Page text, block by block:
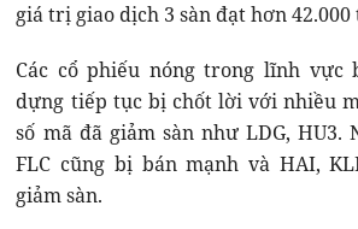
giá trị giao dịch 3 sàn đạt hơn 42.000
Các cổ phiếu nóng trong lĩnh vực
dựng tiếp tục bị chốt lời với nhiều
số mã đã giảm sàn như LDG, HU3.
FLC cũng bị bán mạnh và HAI,
giảm sàn.